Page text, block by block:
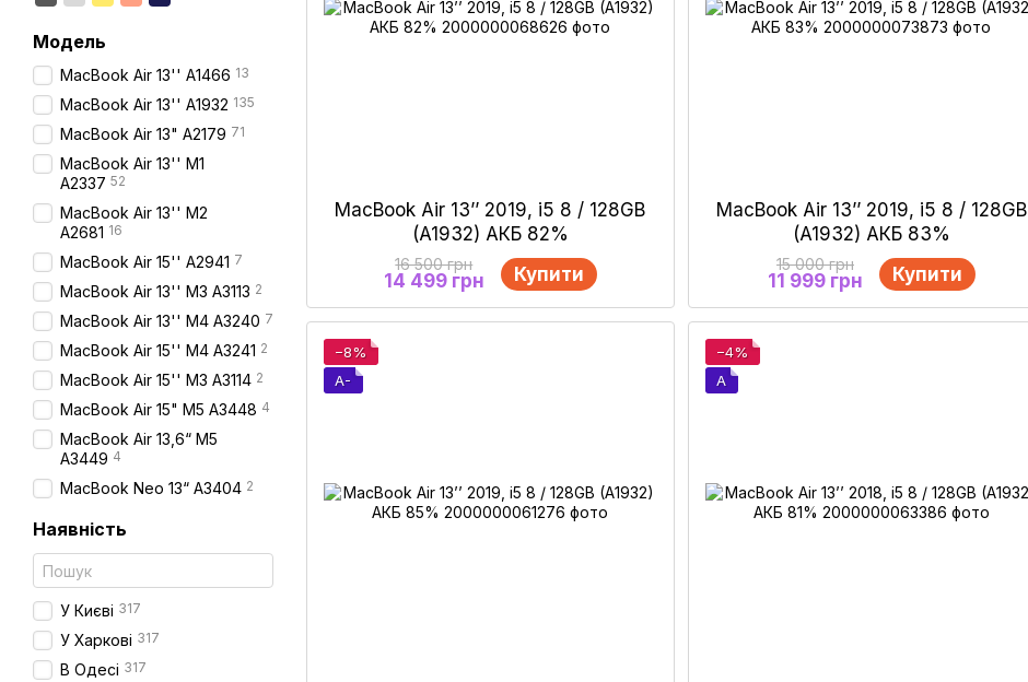
MacBook Air 13’’ 2019, i5 8 / 128GB
(A1932) АКБ 82%
16 500 грн
14 499 грн Купити
MacBook Air 13’’ 2019, i5 8 / 128GB
(A1932) АКБ 83%
15 000 грн
11 999 грн Купити
−8%
A-
−4%
A
Модель
MacBook Air 13'' A1466 13
MacBook Air 13'' A1932 135
MacBook Air 13" A2179 71
MacBook Air 13'' M1
A2337 52
MacBook Air 13'' M2
A2681 16
MacBook Air 15'' А2941 7
MacBook Air 13'' M3 A3113 2
MacBook Air 13'' M4 A3240 7
MacBook Air 15'' M4 A3241 2
MacBook Air 15'' М3 A3114 2
MacBook Air 15" M5 A3448 4
MacBook Air 13,6“ M5
A3449 4
MacBook Neo 13“ A3404 2
Наявність
У Києві 317
У Харкові 317
В Одесі 317